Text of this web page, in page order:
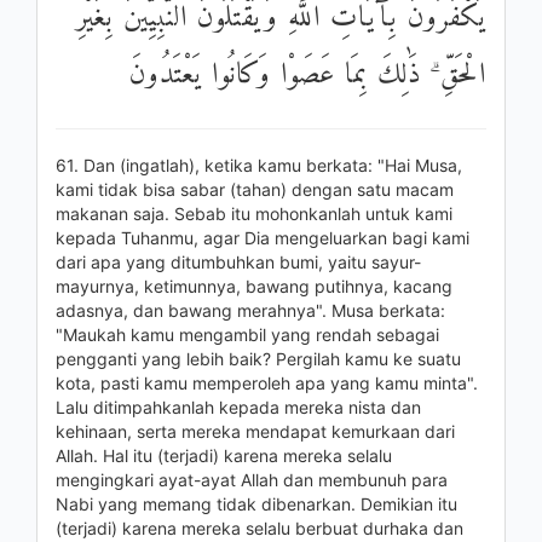
يَكْفُرُونَ بِآيَاتِ اللَّهِ وَيَقْتُلُونَ النَّبِيِّينَ بِغَيْرِ
الْحَقِّ ۗ ذَٰلِكَ بِمَا عَصَوْا وَكَانُوا يَعْتَدُونَ
61. Dan (ingatlah), ketika kamu berkata: "Hai Musa,
kami tidak bisa sabar (tahan) dengan satu macam
makanan saja. Sebab itu mohonkanlah untuk kami
kepada Tuhanmu, agar Dia mengeluarkan bagi kami
dari apa yang ditumbuhkan bumi, yaitu sayur-
mayurnya, ketimunnya, bawang putihnya, kacang
adasnya, dan bawang merahnya". Musa berkata:
"Maukah kamu mengambil yang rendah sebagai
pengganti yang lebih baik? Pergilah kamu ke suatu
kota, pasti kamu memperoleh apa yang kamu minta".
Lalu ditimpahkanlah kepada mereka nista dan
kehinaan, serta mereka mendapat kemurkaan dari
Allah. Hal itu (terjadi) karena mereka selalu
mengingkari ayat-ayat Allah dan membunuh para
Nabi yang memang tidak dibenarkan. Demikian itu
(terjadi) karena mereka selalu berbuat durhaka dan